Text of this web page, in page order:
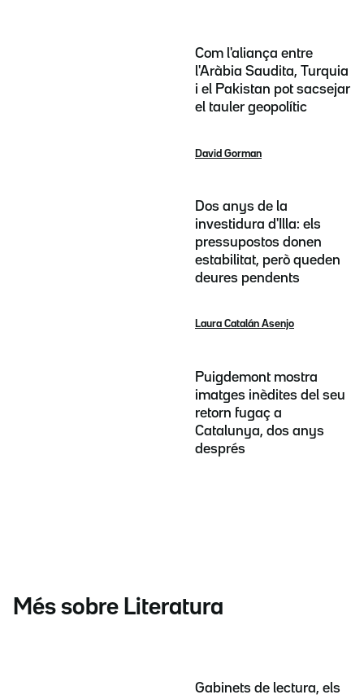
Com l'aliança entre
l'Aràbia Saudita, Turquia
i el Pakistan pot sacsejar
el tauler geopolític
David Gorman
Dos anys de la
investidura d'Illa: els
pressupostos donen
estabilitat, però queden
deures pendents
Laura Catalán Asenjo
Puigdemont mostra
imatges inèdites del seu
retorn fugaç a
Catalunya, dos anys
després
Més sobre Literatura
Gabinets de lectura, els